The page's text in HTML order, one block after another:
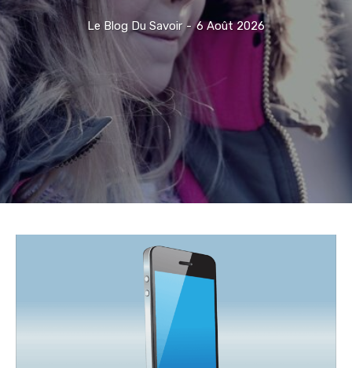
Le Blog Du Savoir - 6 Août 2026